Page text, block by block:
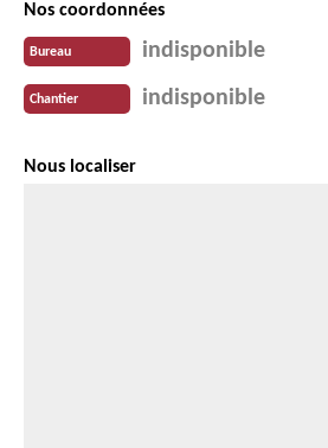
Nos coordonnées
Bureau indisponible
Chantier indisponible
Nous localiser